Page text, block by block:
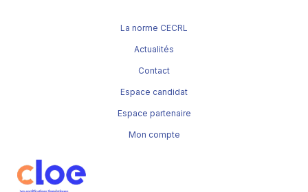
La norme CECRL
Actualités
Contact
Espace candidat
Espace partenaire
Mon compte